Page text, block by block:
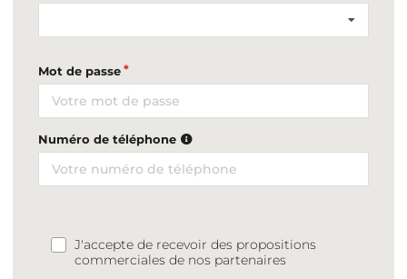
Mot de passe
Numéro de téléphone
J'accepte de recevoir des propositions
commerciales de nos partenaires